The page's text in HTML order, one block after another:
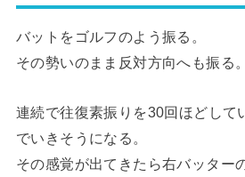
バットをゴルフのよう振る。
その勢いのまま反対方向へも振る。
連続で往復素振りを30回ほどして
でいきそうになる。
その感覚が出てきたら右バッター